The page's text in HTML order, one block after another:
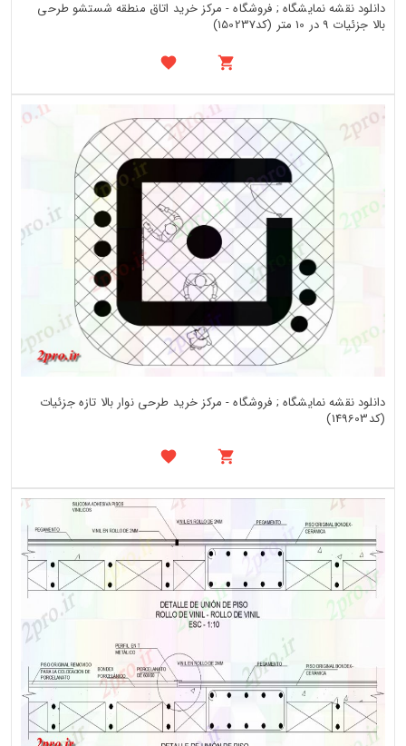
دانلود نقشه نمایشگاه ; فروشگاه - مرکز خرید اتاق منطقه شستشو طرحی
بالا جزئیات 9 در 10 متر (کد150237)
دانلود نقشه نمایشگاه ; فروشگاه - مرکز خرید طرحی نوار بالا تازه جزئیات
(کد149603)